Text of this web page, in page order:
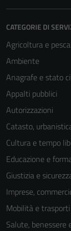
CATEGORIE DI
Agricoltura e pesca
Ambiente
Anagrafe e stato
Appalti pubblici
Autorizzazioni
Catasto,
Cultura e tempo
Educazione e
Giustizia e
Imprese,
Mobilità e trasporti
Salute, benessere